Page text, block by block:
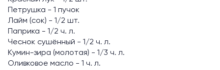
Петрушка - 1 пучок
Лайм (сок) - 1/2 шт.
Паприка - 1/2 ч. л.
Чеснок сушённый - 1/2 ч. л.
Кумин-зира (молотая) - 1/3 ч. л.
Оливковое масло - 1 ч. л.